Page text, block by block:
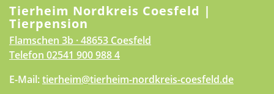
Tierheim Nordkreis Coesfeld |
Tierpension
Flamschen 3b · 48653 Coesfeld
Telefon 02541 900 988 4
E-Mail:tierheim@tierheim-nordkreis-coesfeld.de